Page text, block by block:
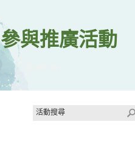
參與推廣活動